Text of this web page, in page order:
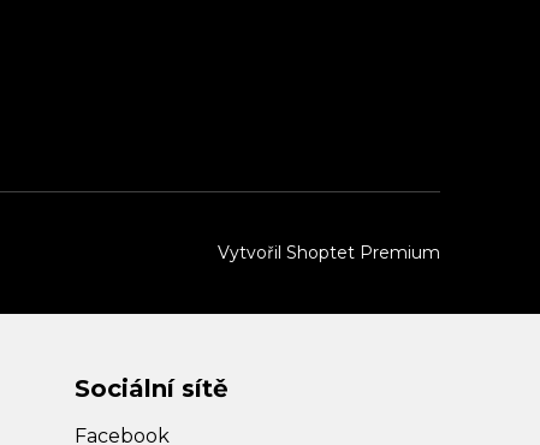
Vytvořil Shoptet Premium
Sociální sítě
Facebook